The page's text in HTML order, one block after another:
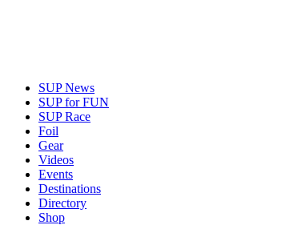
SUP News
SUP for FUN
SUP Race
Foil
Gear
Videos
Events
Destinations
Directory
Shop